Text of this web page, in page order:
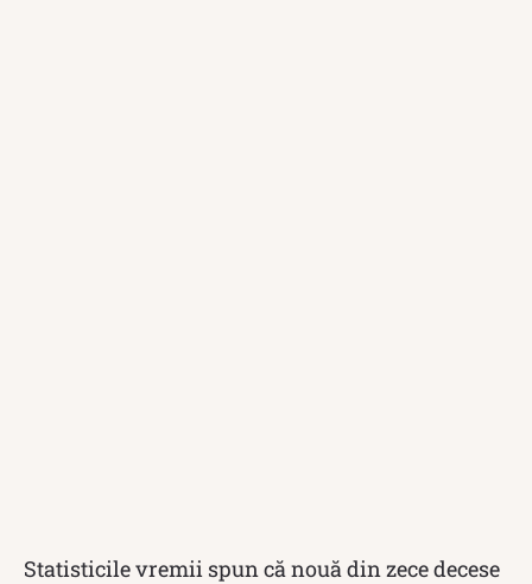
Statisticile vremii spun că nouă din zece decese